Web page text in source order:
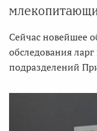
Сейчас новейшее
обследования
подразделений